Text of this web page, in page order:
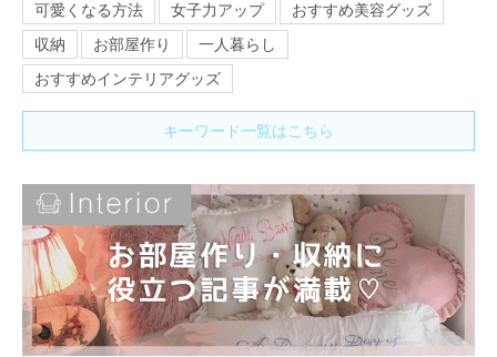
可愛くなる方法 女子力アップ
おすすめ美容グッズ
収納
お部屋作り
一人暮らし
おすすめインテリアグッズ
キーワード一覧はこちら